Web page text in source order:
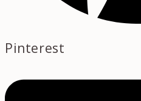
Pinterest